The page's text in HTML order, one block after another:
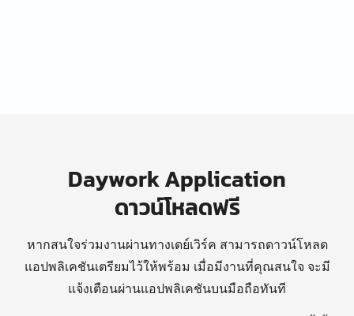
Daywork Application
ดาวน์โหลดฟรี
หากสนใจร่วมงานผ่านทางเดย์เวิร์ค สามารถดาวน์โหลด
แอปพลิเคชันเตรียมไว้ให้พร้อม เมื่อมีงานที่คุณสนใจ จะมี
แจ้งเตือนผ่านแอปพลิเคชันบนมือถือทันที